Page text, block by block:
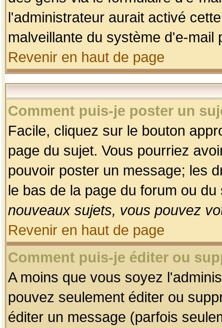
l'administrateur aurait activé
malveillante du système d'e-
Revenir en haut de page
Comment puis-je poster un
Facile, cliquez sur le bouton
page du sujet. Vous pourriez
pouvoir poster un message; les
le bas de la page du forum ou
nouveaux sujets, vous pouvez
Revenir en haut de page
Comment puis-je éditer ou
A moins que vous soyez
pouvez seulement éditer ou
éditer un message (parfois